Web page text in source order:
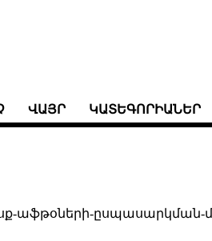
ՎԱՅՐ ԿԱՏԵԳՈՐԻԱՆԵՐ
աֆթօների-ըսպասարկման-